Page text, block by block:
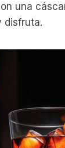
una
disfruta.